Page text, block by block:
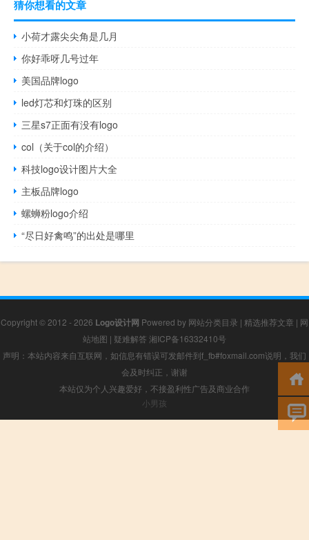
猜你想看的文章
小荷才露尖尖角是几月
你好乖呀几号过年
美国品牌logo
led灯芯和灯珠的区别
三星s7正面有没有logo
col（关于col的介绍）
科技logo设计图片大全
主板品牌logo
螺蛳粉logo介绍
“尽日好禽鸣”的出处是哪里
Copyright © 2012 - 2026 Logo设计网 Powered by 网站分类目录 | 精选推荐文章 | 网
站地图 | 疑难解答 湘ICP备16332410号
声明：本站内容来自互联网，如信息有错误可发邮件到f_fb#foxmail.com说明，我们
会及时纠正，谢谢
本站仅为个人兴趣爱好，不接盈利性广告及商业合作
小男孩